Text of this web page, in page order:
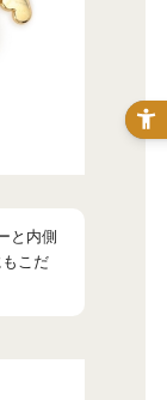
と内側
こだ